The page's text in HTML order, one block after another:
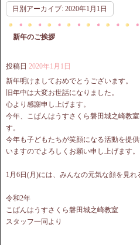
日別アーカイブ: 2020年1月1日
新年のご挨拶
投稿日 2020年1月1日
新年明けましておめでとうございます。
旧年中は大変お世話になりました。
心より感謝申し上げます。
今年、こぱんはうすさくら磐田城之崎教
す。
今年も子どもたちが笑顔になる活動を提
いますのでよろしくお願い申し上げます。
1月6日(月)には、みんなの元気な顔を見
令和2年
こぱんはうすさくら磐田城之崎教室
スタッフ一同より